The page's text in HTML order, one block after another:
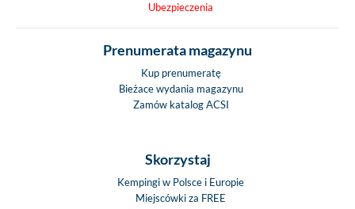
Ubezpieczenia
Prenumerata magazynu
Kup prenumeratę
Bieżace wydania magazynu
Zamów katalog ACSI
Skorzystaj
Kempingi w Polsce i Europie
Miejscówki za FREE